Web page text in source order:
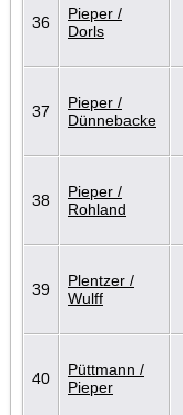
36
Pieper /
Dorls
37
Pieper /
Dünnebacke
38
Pieper /
Rohland
39
Plentzer /
Wulff
40
Püttmann /
Pieper